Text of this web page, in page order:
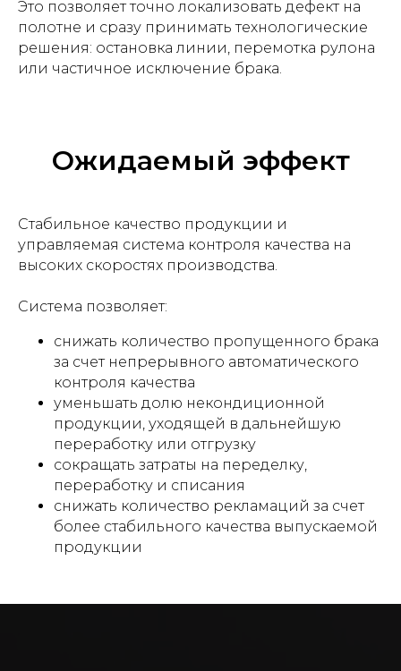
Это позволяет точно локализовать дефект на
полотне и сразу принимать технологические
решения: остановка линии, перемотка рулона
или частичное исключение брака.
Ожидаемый эффект
Стабильное качество продукции и
управляемая система контроля качества на
высоких скоростях производства.
Система позволяет:
снижать количество пропущенного брака
за счет непрерывного автоматического
контроля качества
уменьшать долю некондиционной
продукции, уходящей в дальнейшую
переработку или отгрузку
сокращать затраты на переделку,
переработку и списания
снижать количество рекламаций за счет
более стабильного качества выпускаемой
продукции